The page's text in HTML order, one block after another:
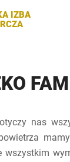
IZBA
nas
wszystkim